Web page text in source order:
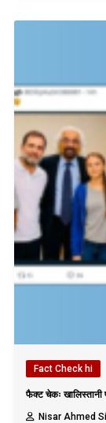
Fact Check hi
फैक्ट चेकः
Nisar Ahmed